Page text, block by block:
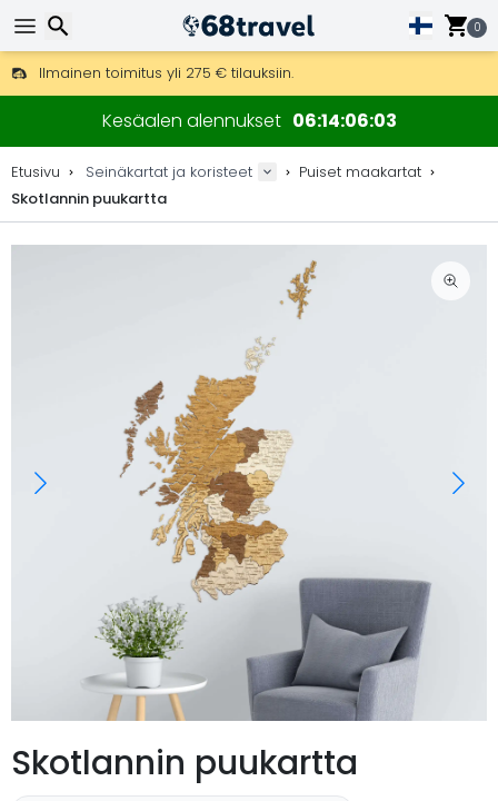
0
Ilmainen toimitus yli 275 € tilauksiin.
Mahdollisuus lähettää DHL Express -lähetyksenä (toimitus 24
30 päivää palautukseen, 90 päivää puukarttoihin ja koristeisiin.
Kesäalen alennukset 06140602
Etusivu Seinäkartat ja koristeet
Puiset maakartat
Skotlannin puukartta
Skotlannin puukartta
Etsi